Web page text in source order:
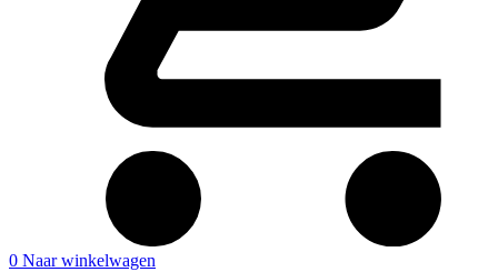
0 Naar winkelwagen